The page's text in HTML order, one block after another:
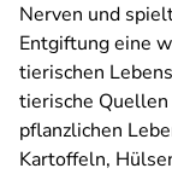
Nerven und
Entgiftung eine
tierischen
tierische Quellen
pflanzlichen
Kartoffeln,